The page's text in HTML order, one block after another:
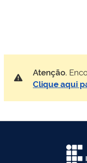
Atenção.
Clique aqui